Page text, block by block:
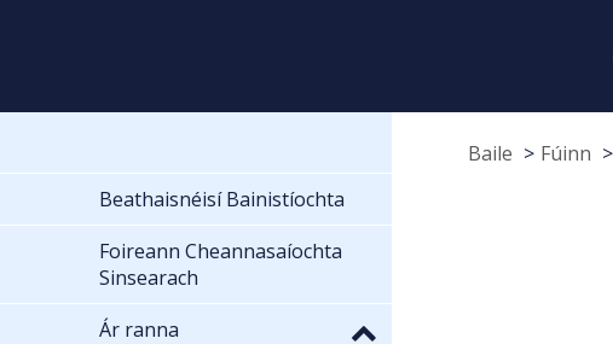
Baile Fúinn
Beathaisnéisí Bainistíochta
Foireann Cheannasaíochta
Sinsearach
Ár ranna